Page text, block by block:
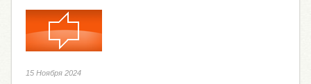
15 Ноября 2024